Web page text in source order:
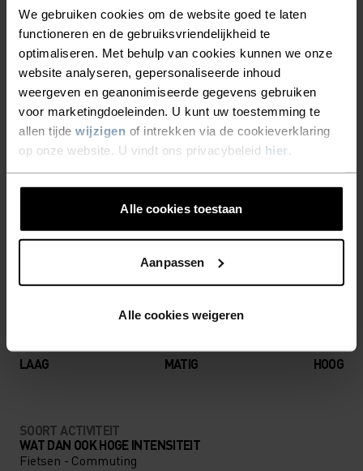
We gebruiken cookies om de website goed te laten
functioneren en de gebruiksvriendelijkheid te
optimaliseren. Met behulp van cookies kunnen we onze
website analyseren, gepersonaliseerde inhoud
weergeven en geanonimiseerde gegevens gebruiken
voor marketingdoeleinden. U kunt uw toestemming te
allen tijde wijzigen of intrekken via de cookieverklaring
op onze website. U vindt ons privacybeleid hier
Alle cookies toestaan
Aanpassen
Alle cookies weigeren
STRETCH VOELT ZACHT AAN
EN ZORGT VOOR
BEWEGINGSVRIJHEID.
DANKZIJ DE TOUCHSCREEN-
COMPTABILITEIT KUN JE JE
SMARTPHONE GEBRUIKEN
ZONDER JE HANDEN BUITEN
AAN DE KOU BLOOT TE
STELLEN. ZORG VOOR EXTRA
ZICHTBAARHEID TIJDENS JE
INTENSITY SAFETY-
HANDSCHOENEN VAN ODLO.
aan de kou bloot te stellen. Zorg voor extra
zichtbaarheid tijdens je winterse tochten met de
Intensity Safety-handschoenen van Odlo.
DETAILS MAKEN HET
VERSCHIL
Accessoires waarmee je alles uit jouw avontuur
ACTIVITEITSNIVEAU
LAAG MATIG HOOG
SOORT ACTIVITEIT
WAT DAN OOK HOGE INTENSITEIT
Fietsen - Commuting